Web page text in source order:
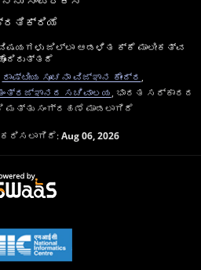
ವಿಷಯಗಳು ಜಿಲ್ಲಾ ಆಡಳಿತ ಕ್ಕೆ ಮಾಲೀಕತ್ವ
ಹೊಂದಿರುತ್ತದೆ
ರಾಷ್ಟೀಯ ಸೂಚನಾ ವಿಜ್ಞಾನ ಕೇಂದ್ರ
ಸಚಿವಾಲಯ , ಭಾರತ ಸರ್ಕಾರದ
ಸಂಗ್ರಹಣೆ ಮಾಡಲಾಗಿದೆ
Aug 06, 2026